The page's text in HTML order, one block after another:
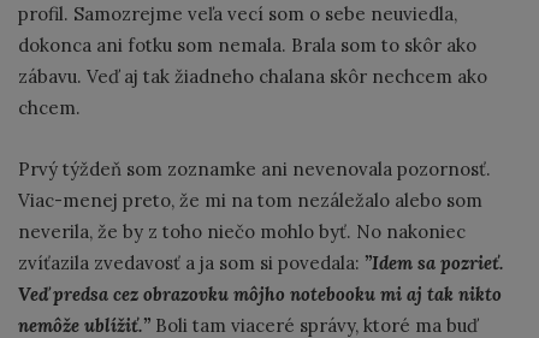
profil. Samozrejme veľa vecí som o sebe neuviedla,
dokonca ani fotku som nemala. Brala som to skôr ako
zábavu. Veď aj tak žiadneho chalana skôr nechcem ako
chcem.
Prvý týždeň som zoznamke ani nevenovala pozornosť.
Viac-menej preto, že mi na tom nezáležalo alebo som
neverila, že by z toho niečo mohlo byť. No nakoniec
zvíťazila zvedavosť a ja som si povedala: ’’Idem sa pozrieť.
Veď predsa cez obrazovku môjho notebooku mi aj tak nikto
nemôže ublížiť.’’ Boli tam viaceré správy, ktoré ma buď